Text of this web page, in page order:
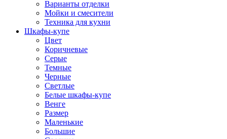
Варианты отделки
Мойки и смесители
Техника для кухни
Шкафы-купе
Цвет
Коричневые
Серые
Темные
Черные
Светлые
Белые шкафы-купе
Венге
Размер
Маленькие
Большие